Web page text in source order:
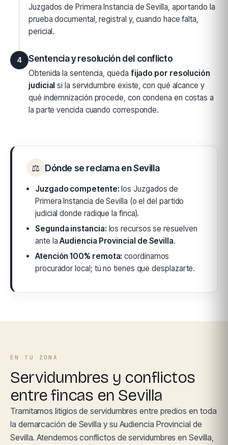
Juzgados de Primera Instancia de Sevilla, aportando la
prueba documental, registral y, cuando hace falta,
pericial.
4 Sentencia y resolución del conflicto
Obtenida la sentencia, queda fijado por resolución
judicial si la servidumbre existe, con qué alcance y
qué indemnización procede, con condena en costas a
la parte vencida cuando corresponde.
⚖ Dónde se reclama en Sevilla
Juzgado competente: los Juzgados de
Primera Instancia de Sevilla (o el del partido
judicial donde radique la finca).
Segunda instancia: los recursos se resuelven
ante laAudiencia Provincial de Sevilla.
Atención 100% remota: coordinamos
procurador local; tú no tienes que desplazarte.
EN TU ZONA
Servidumbres y conflictos
entre fincas en Sevilla
Tramitamos litigios de servidumbres entre predios en toda
la demarcación de Sevilla y su Audiencia Provincial de
Sevilla. Atendemos conflictos de servidumbres en Sevilla,